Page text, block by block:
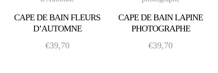
CAPE DE BAIN FLEURS
D’AUTOMNE
€39,70
CAPE DE BAIN LAPINE
PHOTOGRAPHE
€39,70